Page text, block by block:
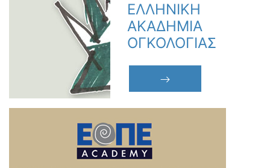
ΕΛΛΗΝΙΚΗ
ΑΚΑΔΗΜΙΑ
ΟΓΚΟΛΟΓΙΑΣ